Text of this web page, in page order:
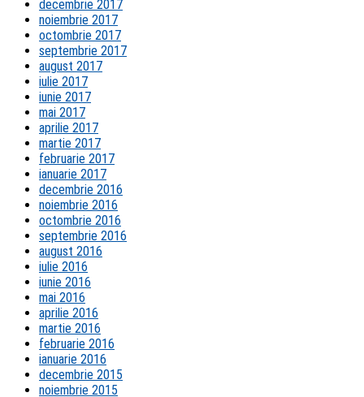
decembrie 2017
noiembrie 2017
octombrie 2017
septembrie 2017
august 2017
iulie 2017
iunie 2017
mai 2017
aprilie 2017
martie 2017
februarie 2017
ianuarie 2017
decembrie 2016
noiembrie 2016
octombrie 2016
septembrie 2016
august 2016
iulie 2016
iunie 2016
mai 2016
aprilie 2016
martie 2016
februarie 2016
ianuarie 2016
decembrie 2015
noiembrie 2015